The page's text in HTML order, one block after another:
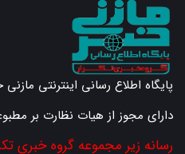
پایگاه اطلاع رسانی اینترنتی
دارای مجوز از هیات نظارت بر
رسانه زیر مجموعه گروه خبری